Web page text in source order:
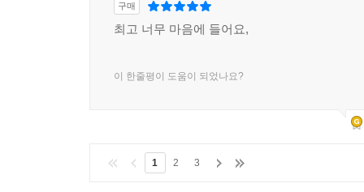
구매
최고 너무 마음에 들어요,
이 한줄평이 도움이 되었나요?
1 2 3